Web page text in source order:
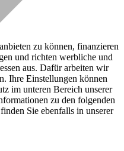
zu können, finanzieren
und richten werbliche und
aus. Dafür arbeiten wir
Ihre Einstellungen können
im unteren Bereich unserer
zu den folgenden
Sie ebenfalls in unserer